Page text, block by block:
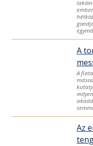
A
A
Az